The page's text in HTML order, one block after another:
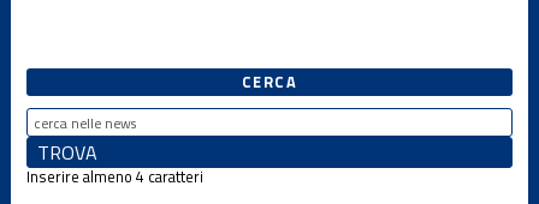
CERCA
Inserire almeno 4 caratteri